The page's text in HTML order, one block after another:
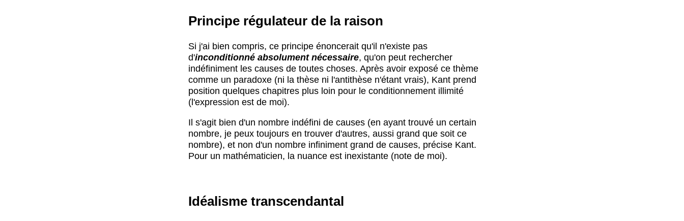
Principe régulateur de la raison
Si j'ai bien compris, ce principe énoncerait qu'il n'existe pas
d'inconditionné absolument nécessaire, qu'on peut rechercher
indéfiniment les causes de toutes choses. Après avoir exposé ce thème
comme un paradoxe (ni la thèse ni l'antithèse n'étant vrais), Kant prend
position quelques chapitres plus loin pour le conditionnement illimité
(l'expression est de moi).
Il s'agit bien d'un nombre indéfini de causes (en ayant trouvé un certain
nombre, je peux toujours en trouver d'autres, aussi grand que soit ce
nombre), et non d'un nombre infiniment grand de causes, précise Kant.
Pour un mathématicien, la nuance est inexistante (note de moi).
Idéalisme transcendantal